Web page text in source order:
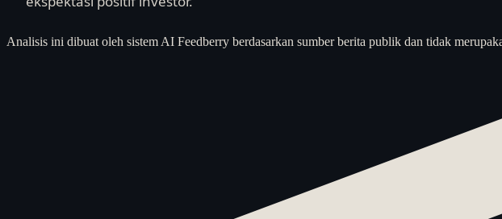
Analisis ini dibuat oleh sistem AI Feedberry berdasarkan sumber berita publik dan tidak